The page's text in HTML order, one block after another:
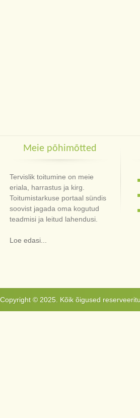
Meie põhimõtted
Tervislik toitumine on meie
eriala, harrastus ja kirg.
Toitumistarkuse portaal sündis
soovist jagada oma kogutud
teadmisi ja leitud lahendusi.
Loe edasi...
Copyright © 2025. Kõik õigused